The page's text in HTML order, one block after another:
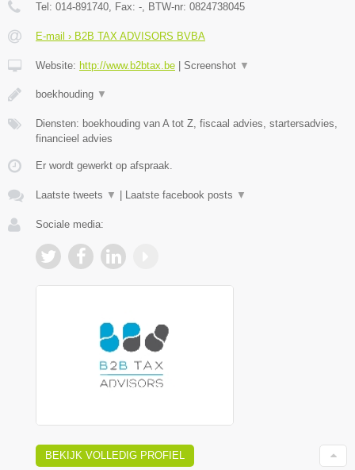
Tel: 014-891740, Fax: -, BTW-nr: 0824738045
E-mail › B2B TAX ADVISORS BVBA
Website: http://www.b2btax.be Screenshot ▼
boekhouding ▼
Diensten: boekhouding van A tot Z, fiscaal advies, startersadvies,
financieel advies
Er wordt gewerkt op afspraak.
Laatste tweets ▼ Laatste facebook posts ▼
Sociale media:
BEKIJK VOLLEDIG PROFIEL